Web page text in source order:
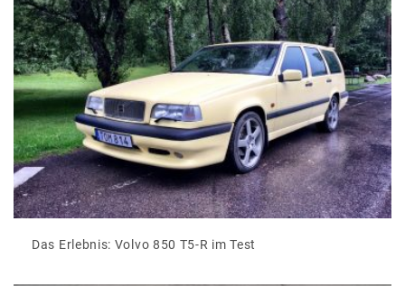
Das Erlebnis: Volvo 850 T5-R im Test